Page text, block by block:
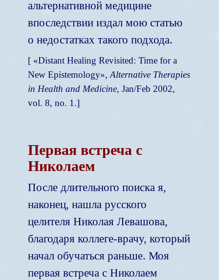
альтернативной медицине
впоследствии издал мою статью
о недостатках такого подхода.
[ «Distant Healing Revisited: Time for a
New Epistemology», Alternative Therapies
in Health and Medicine, Jan/Feb 2002,
vol. 8, no. 1.]
Первая встреча с
Николаем
После длительного поиска я,
наконец, нашла русского
целителя Николая Левашова,
благодаря коллеге-врачу, который
начал обучаться раньше. Моя
первая встреча с Николаем